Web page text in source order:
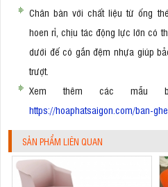
Chân bàn với chất liệu từ ống
hoen rỉ, chịu tác động lực lớn có
dưới đế có gắn đệm nhựa giúp
trượt.
Xem thêm các mẫu
https://hoaphatsaigon.com/ban-
SẢN PHẨM LIÊN QUAN